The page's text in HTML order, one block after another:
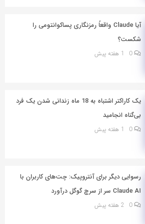
آیا Claude واقعاً رمزنگاری پساکوانتومی را
شکست؟
0 1 هفته پیش
یک کاراکتر اشتباه به 18 ماه زندانی شدن یک فرد
بی‌گناه انجامید
0 1 هفته پیش
رسوایی دیگر برای آنتروپیک: چت‌های کاربران با
Claude AI سر از سرچ گوگل درآورد
0 2 هفته پیش